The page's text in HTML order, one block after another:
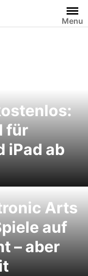
Menu
für
iPad ab
Arts
auf
– aber